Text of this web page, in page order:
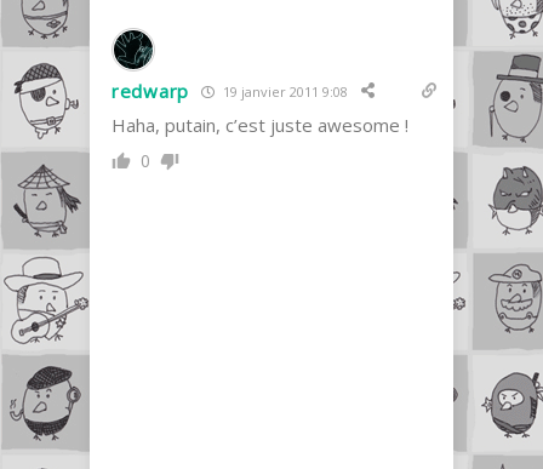
redwarp 19 janvier 2011 9:08
Haha, putain, c’est juste awesome !
0